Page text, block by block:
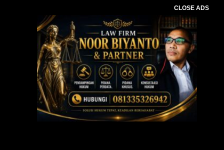
CLOSE ADS